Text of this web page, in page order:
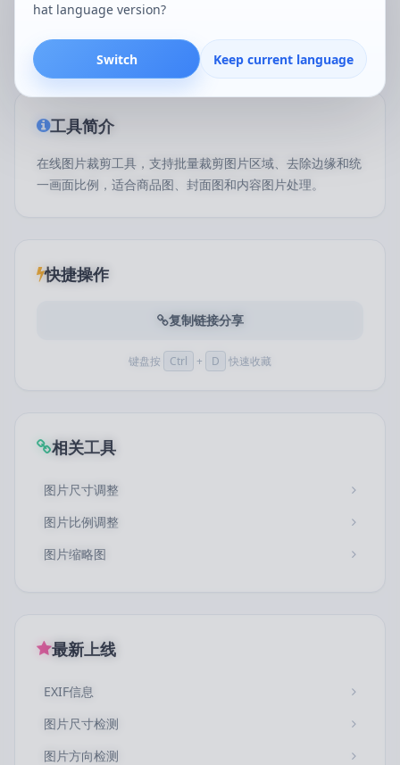
景。
工具简介
在线图片裁剪工具，支持批量裁剪图片区域、去除边缘和统
一画面比例，适合商品图、封面图和内容图片处理。
快捷操作
复制链接分享
键盘按 Ctrl + D 快速收藏
相关工具
图片尺寸调整
图片比例调整
图片缩略图
最新上线
EXIF信息
图片尺寸检测
图片方向检测
hat language version?
Switch Keep current language